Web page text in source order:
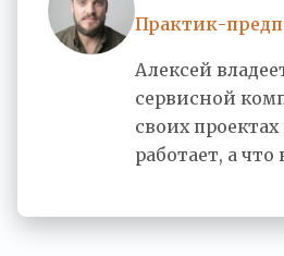
Практик-
Алексей
сервисной
своих
работает, а что